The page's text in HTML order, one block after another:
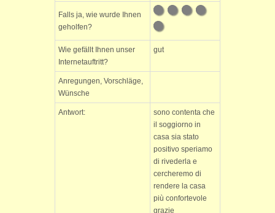
Falls ja, wie wurde Ihnen
geholfen?
Wie gefällt Ihnen unser
Internetauftritt?
gut
Anregungen, Vorschläge,
Wünsche
Antwort:
sono contenta che
il soggiorno in
casa sia stato
positivo speriamo
di rivederla e
cercheremo di
rendere la casa
più confortevole
grazie